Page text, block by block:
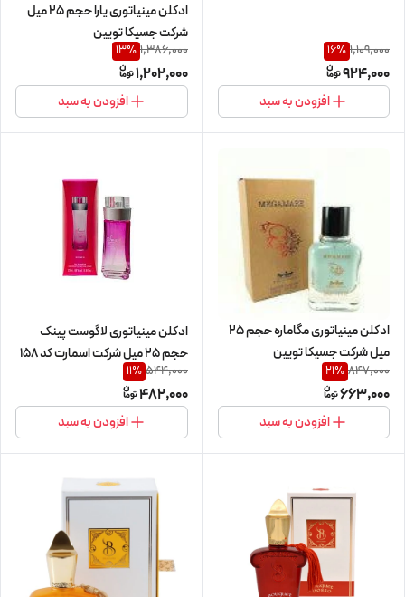
1,109,000
16%
924,000
افزودن به سبد
ادکلن مینیاتوری یارا حجم 25 میل
شرکت جسیکا تویین
1,386,000
13%
1,202,000
افزودن به سبد
ادکلن مینیاتوری مگاماره حجم 25
میل شرکت جسیکا تویین
847,000
21%
663,000
افزودن به سبد
ادکلن مینیاتوری لاگوست پینک
حجم 25 میل شرکت اسمارت کد 158
544,000
11%
482,000
افزودن به سبد